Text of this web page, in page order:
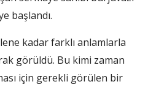
başlandı.
kadar farklı anlamlarla
görüldü. Bu kimi zaman
için gerekli görülen bir